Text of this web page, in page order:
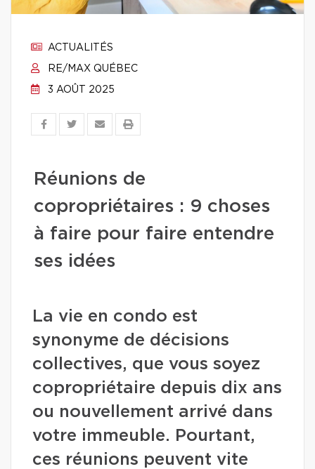
ACTUALITÉS
RE/MAX QUÉBEC
3 AOÛT 2025
Réunions de
copropriétaires : 9 choses
à faire pour faire entendre
ses idées
La vie en condo est
synonyme de décisions
collectives, que vous soyez
copropriétaire depuis dix ans
ou nouvellement arrivé dans
votre immeuble. Pourtant,
ces réunions peuvent vite